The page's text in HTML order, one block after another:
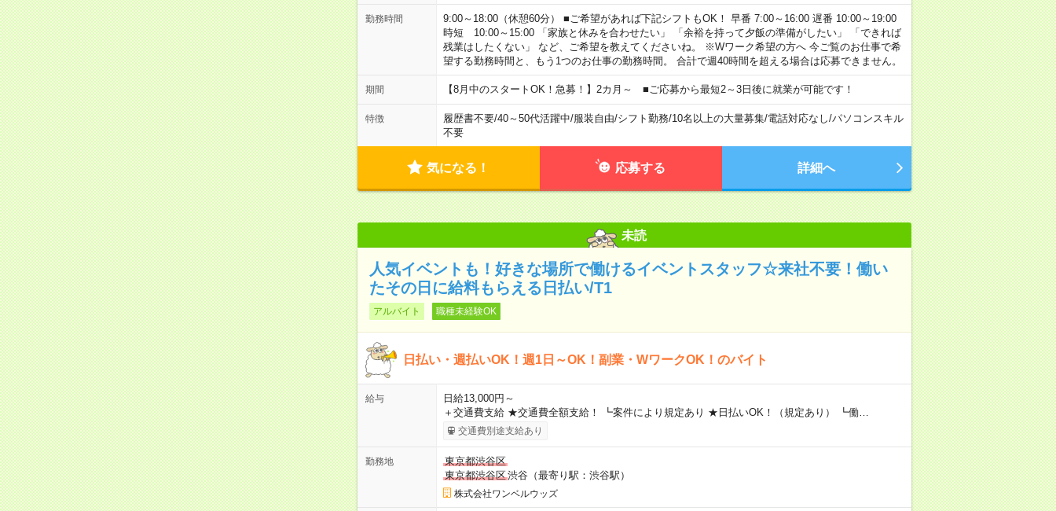
勤務時間
9:00～18:00（休憩60分） ■ご希望があれば下記シフトもOK！ 早番 7:00～16:00 遅番 10:00～19:00
時短 10:00～15:00 「家族と休みを合わせたい」 「余裕を持って夕飯の準備がしたい」 「できれば
残業はしたくない」 など、ご希望を教えてくださいね。 ※Wワーク希望の方へ 今ご覧のお仕事で希
望する勤務時間と、もう1つのお仕事の勤務時間。 合計で週40時間を超える場合は応募できません。
期間 【8月中のスタートOK！急募！】2カ月～ ■ご応募から最短2～3日後に就業が可能です！
特徴 履歴書不要/40～50代活躍中/服装自由/シフト勤務/10名以上の大量募集/電話対応なし/パソコンスキル
不要
気になる！ 応募する 詳細へ
未読
人気イベントも！好きな場所で働けるイベントスタッフ☆来社不要！働い
たその日に給料もらえる日払い/T1
アルバイト 職種未経験OK
日払い・週払いOK！週1日～OK！副業・WワークOK！のバイト
給与
日給13,000円～
＋交通費支給 ★交通費全額支給！ ┗案件により規定あり ★日払いOK！（規定あり） ┗働…
交通費別途支給あり
勤務地
東京都渋谷区
東京都渋谷区渋谷（最寄り駅：渋谷駅）
株式会社ワンベルウッズ